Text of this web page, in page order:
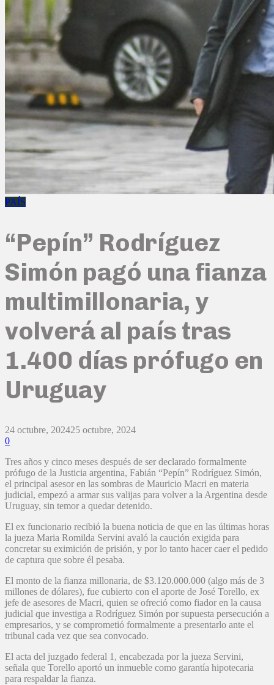
PAÍS
“Pepín” Rodríguez
Simón pagó una fianza
multimillonaria, y
volverá al país tras
1.400 días prófugo en
Uruguay
24 octubre, 202425 octubre, 2024
0
Tres años y cinco meses después de ser declarado formalmente
prófugo de la Justicia argentina, Fabián “Pepín” Rodríguez Simón,
el principal asesor en las sombras de Mauricio Macri en materia
judicial, empezó a armar sus valijas para volver a la Argentina desde
Uruguay, sin temor a quedar detenido.
El ex funcionario recibió la buena noticia de que en las últimas horas
la jueza Maria Romilda Servini avaló la caución exigida para
concretar su eximición de prisión, y por lo tanto hacer caer el pedido
de captura que sobre él pesaba.
El monto de la fianza millonaria, de $3.120.000.000 (algo más de 3
millones de dólares), fue cubierto con el aporte de José Torello, ex
jefe de asesores de Macri, quien se ofreció como fiador en la causa
judicial que investiga a Rodríguez Simón por supuesta persecución a
empresarios, y se comprometió formalmente a presentarlo ante el
tribunal cada vez que sea convocado.
El acta del juzgado federal 1, encabezada por la jueza Servini,
señala que Torello aportó un inmueble como garantía hipotecaria
para respaldar la fianza.